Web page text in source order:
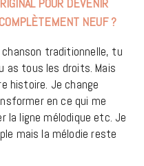
NEUF ?
chanson traditionnelle, tu
as tous les droits. Mais
histoire. Je change
en ce qui me
la ligne mélodique etc. Je
mais la mélodie reste